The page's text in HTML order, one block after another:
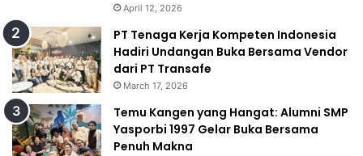
April 12, 2026
PT Tenaga Kerja Kompeten Indonesia
Hadiri Undangan Buka Bersama Vendor
dari PT Transafe
March 17, 2026
Temu Kangen yang Hangat: Alumni SMP
Yasporbi 1997 Gelar Buka Bersama
Penuh Makna